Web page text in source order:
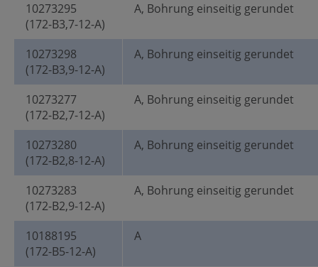
10273295
(172-B3,7-12-A)
A, Bohrung einseitig gerundet
10273298
(172-B3,9-12-A)
A, Bohrung einseitig gerundet
10273277
(172-B2,7-12-A)
A, Bohrung einseitig gerundet
10273280
(172-B2,8-12-A)
A, Bohrung einseitig gerundet
10273283
(172-B2,9-12-A)
A, Bohrung einseitig gerundet
10188195
(172-B5-12-A)
A